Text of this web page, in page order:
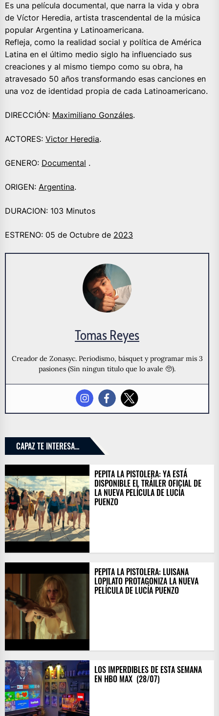
Es una película documental, que narra la vida y obra
de Víctor Heredia, artista trascendental de la música
popular Argentina y Latinoamericana.
Refleja, como la realidad social y política de América
Latina en el último medio siglo ha influenciado sus
creaciones y al mismo tiempo como su obra, ha
atravesado 50 años transformando esas canciones en
una voz de identidad propia de cada Latinoamericano.
DIRECCIÓN: Maximiliano Gonzáles.
ACTORES: Victor Heredia.
GENERO: Documental .
ORIGEN: Argentina.
DURACION: 103 Minutos
ESTRENO: 05 de Octubre de 2023
Tomas Reyes
Creador de Zonasyc. Periodismo, básquet y programar mis 3
pasiones (Sin ningun titulo que lo avale 🥺).
CAPAZ TE INTERESA...
PEPITA LA PISTOLERA: YA ESTÁ
DISPONIBLE EL TRÁILER OFICIAL DE
LA NUEVA PELÍCULA DE LUCÍA
PUENZO
PEPITA LA PISTOLERA: LUISANA
LOPILATO PROTAGONIZA LA NUEVA
PELÍCULA DE LUCÍA PUENZO
LOS IMPERDIBLES DE ESTA SEMANA
EN HBO MAX ​ (28/07)